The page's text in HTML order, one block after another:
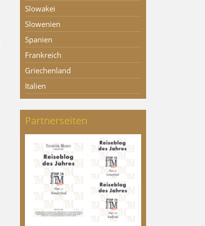
Slowakei
Slowenien
Spanien
Frankreich
Griechenland
Italien
Partnerseiten